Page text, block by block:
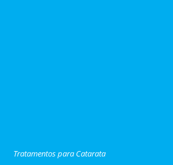
Tratamentos para Catarata